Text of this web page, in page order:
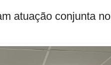
atuação conjunta